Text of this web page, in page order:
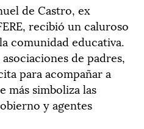
de Castro, ex
recibió un caluroso
comunidad educativa.
de padres,
para acompañar a
más simboliza las
y agentes